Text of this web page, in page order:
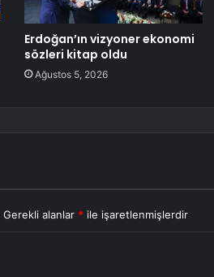
Erdoğan’ın vizyoner ekonomi
sözleri kitap oldu
Ağustos 5, 2026
Gerekli alanlar * ile işaretlenmişlerdir